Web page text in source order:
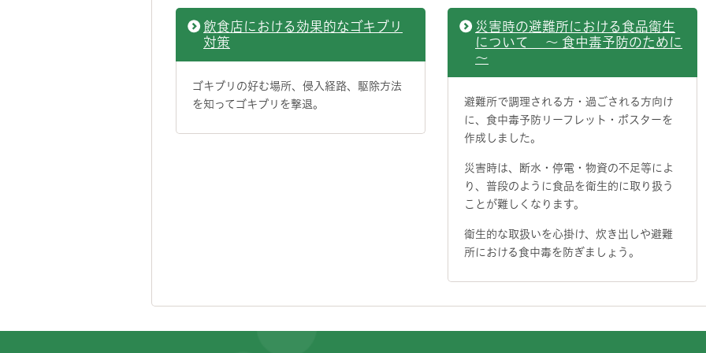
飲食店における効果的なゴキブリ
対策
ゴキブリの好む場所、侵入経路、駆除方法
を知ってゴキブリを撃退。
災害時の避難所における食品衛生
について ～ 食中毒予防のために
～
避難所で調理される方・過ごされる方向け
に、食中毒予防リーフレット・ポスターを
作成しました。
災害時は、断水・停電・物資の不足等によ
り、普段のように食品を衛生的に取り扱う
ことが難しくなります。
衛生的な取扱いを心掛け、炊き出しや避難
所における食中毒を防ぎましょう。